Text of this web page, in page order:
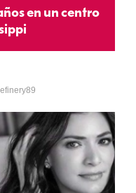
en un centro